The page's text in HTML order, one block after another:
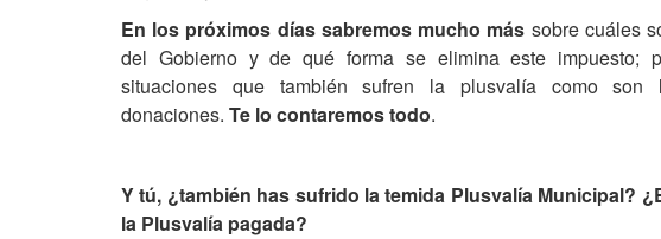
En los próximos días sabremos mucho más sobre cuáles
del Gobierno y de qué forma se elimina este impuesto;
situaciones que también sufren la plusvalía como son
donaciones. Te lo contaremos todo.
Y tú, ¿también has sufrido la temida Plusvalía Municipal?
la Plusvalía pagada?